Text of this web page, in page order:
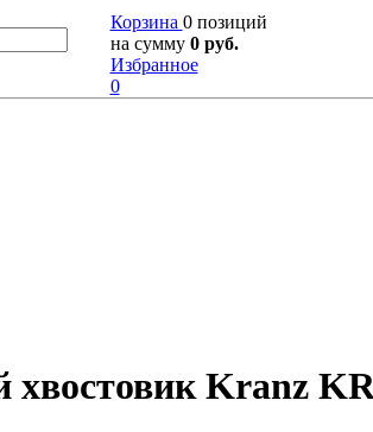
Корзина 0 позиций
на сумму 0 руб.
Избранное
0
хвостовик Kranz